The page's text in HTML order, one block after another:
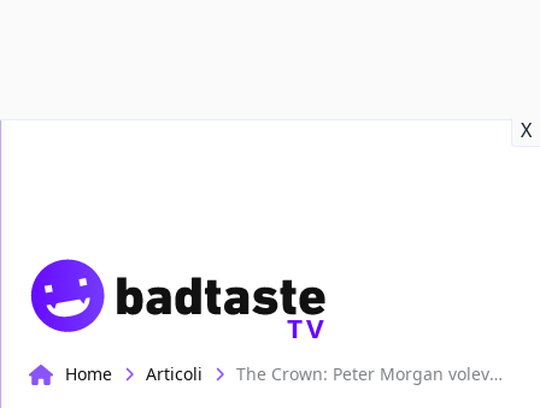
X
TV
Home Articoli The Crown: Peter Morgan voleva Helen Mirren nel ruolo di Elisabetta, ma l'attrice ha rifiutato